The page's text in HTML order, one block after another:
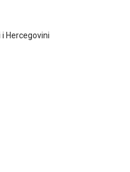
Hercegovini